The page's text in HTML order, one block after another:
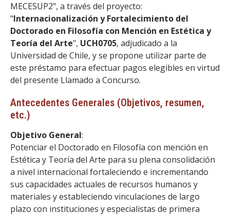
MECESUP2", a través del proyecto:
"Internacionalización y Fortalecimiento del
Doctorado en Filosofía con Mención en Estética y
Teoría del Arte", UCH0705, adjudicado a la
Universidad de Chile, y se propone utilizar parte de
este préstamo para efectuar pagos elegibles en virtud
del presente Llamado a Concurso.
Antecedentes Generales (Objetivos, resumen,
etc.)
Objetivo General:
Potenciar el Doctorado en Filosofía con mención en
Estética y Teoría del Arte para su plena consolidación
a nivel internacional fortaleciendo e incrementando
sus capacidades actuales de recursos humanos y
materiales y estableciendo vinculaciones de largo
plazo con instituciones y especialistas de primera